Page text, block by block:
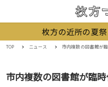
枚方の近所の夏
TOP ニュース 市内複数の図書館が
市内複数の図書館が臨